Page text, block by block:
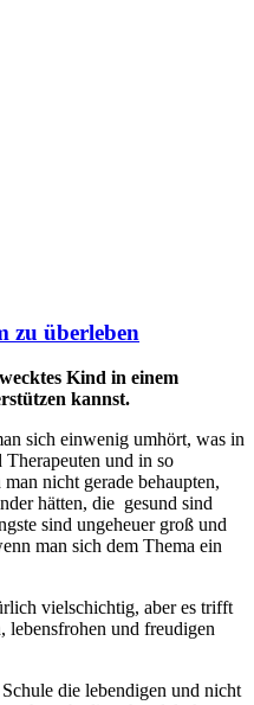
zu überleben
Kind in einem
kannst.
sich einwenig umhört, was in
und in so
nicht gerade behaupten,
hätten, die gesund sind
sind ungeheuer groß und
man sich dem Thema ein
vielschichtig, aber es trifft
lebensfrohen und freudigen
die lebendigen und nicht